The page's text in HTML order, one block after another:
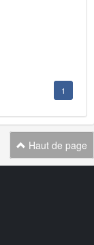
1
Haut de page